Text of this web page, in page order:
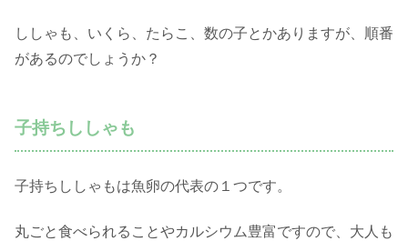
ししゃも、いくら、たらこ、数の子とかありますが、順番
があるのでしょうか？
子持ちししゃも
子持ちししゃもは魚卵の代表の１つです。
丸ごと食べられることやカルシウム豊富ですので、大人も